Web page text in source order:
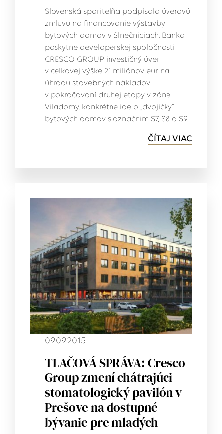
Slovenská sporiteľňa podpísala úverovú
zmluvu na financovanie výstavby
bytových domov v Slnečniciach. Banka
poskytne developerskej spoločnosti
CRESCO GROUP investičný úver
v celkovej výške 21 miliónov eur na
úhradu stavebných nákladov
v pokračovaní druhej etapy v zóne
Viladomy, konkrétne ide o „dvojičky“
bytových domov s označním S7, S8 a S9.
ČÍTAJ VIAC
09.09.2015
TLAČOVÁ SPRÁVA: Cresco
Group zmení chátrajúci
stomatologický pavilón v
Prešove na dostupné
bývanie pre mladých